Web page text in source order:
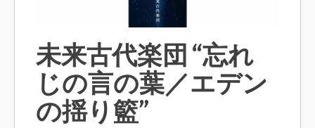
未来古代楽団 “忘れ
じの言の葉／エデン
の揺り籃”